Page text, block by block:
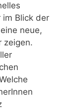
im Blick der
neue,
zeigen.